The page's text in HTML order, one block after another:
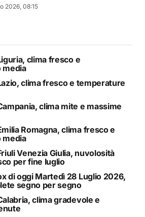
2026, 08:15
clima fresco e
clima fresco e temperature
clima mite e massime
Romagna, clima fresco e
Venezia Giulia, nuvolosità
per fine luglio
di oggi Martedì 28 Luglio 2026,
segno per segno
clima gradevole e